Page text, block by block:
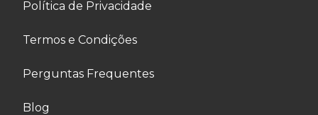
Política de Privacidade
Termos e Condições
Perguntas Frequentes
Blog